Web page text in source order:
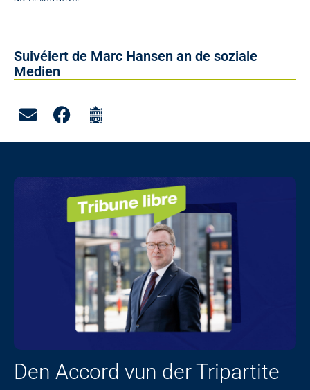
Suivéiert de Marc Hansen an de soziale
Medien
Den Accord vun der Tripartite